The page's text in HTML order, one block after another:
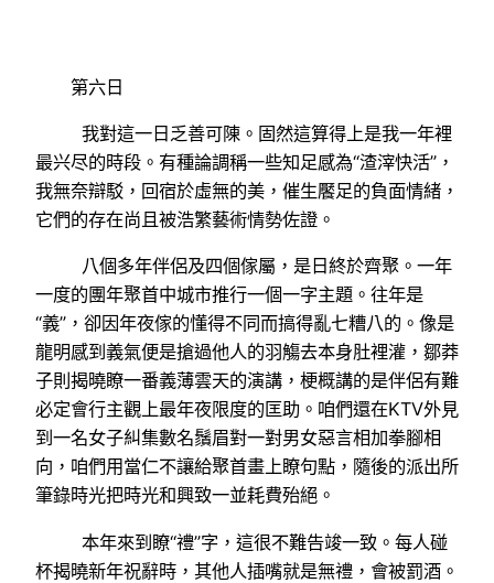
第六日
我對這一日乏善可陳。固然這算得上是我一年裡
最兴尽的時段。有種論調稱一些知足感為“渣滓快活”，
我無奈辯駁，回宿於虛無的美，催生饜足的負面情緒，
它們的存在尚且被浩繁藝術情勢佐證。
八個多年伴侶及四個傢屬，是日終於齊聚。一年
一度的團年聚首中城市推行一個一字主題。往年是
“義”，卻因年夜傢的懂得不同而搞得亂七糟八的。像是
龍明感到義氣便是搶過他人的羽觴去本身肚裡灌，鄒莽
子則揭曉瞭一番義薄雲天的演講，梗概講的是伴侶有難
必定會行主觀上最年夜限度的匡助。咱們還在KTV外見
到一名女子糾集數名鬚眉對一對男女惡言相加拳腳相
向，咱們用當仁不讓給聚首畫上瞭句點，隨後的派出所
筆錄時光把時光和興致一並耗費殆絕。
本年來到瞭“禮”字，這很不難告竣一致。每人碰
杯揭曉新年祝辭時，其他人插嘴就是無禮，會被罰酒。